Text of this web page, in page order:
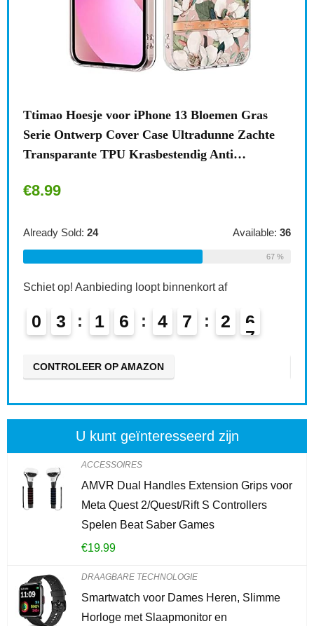
Ttimao Hoesje voor iPhone 13 Bloemen Gras
Serie Ontwerp Cover Case Ultradunne Zachte
Transparante TPU Krasbestendig Anti…
€8.99
Already Sold: 24 Available: 36
67 %
Schiet op! Aanbieding loopt binnenkort af
0 3 1 6 4 7 2 5
CONTROLEER OP AMAZON
U kunt geïnteresseerd zijn
ACCESSOIRES
AMVR Dual Handles Extension Grips voor
Meta Quest 2/Quest/Rift S Controllers
Spelen Beat Saber Games
€19.99
DRAAGBARE TECHNOLOGIE
Smartwatch voor Dames Heren, Slimme
Horloge met Slaapmonitor en